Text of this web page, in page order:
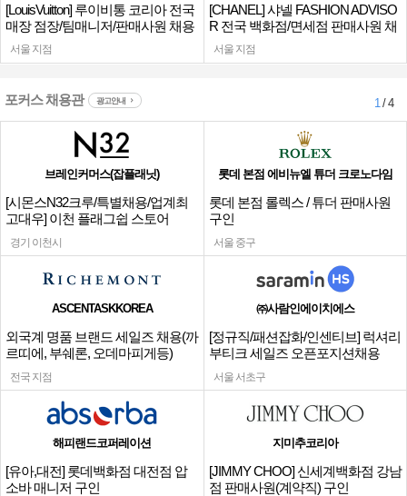
[LouisVuitton] 루이비통 코리아 전국
매장 점장/팀매니저/판매사원 채용
서울 지점
[CHANEL] 샤넬 FASHION ADVISO
R 전국 백화점/면세점 판매사원 채
용
서울 지점
포커스 채용관 광고안내 1/ 4
브레인커머스(잡플래닛)
[시몬스N32크루/특별채용/업계최
고대우] 이천 플래그쉽 스토어
경기 이천시
롯데 본점 에비뉴엘 튜더 크로노다임
롯데 본점 롤렉스 / 튜더 판매사원
구인
서울 중구
ASCENTASKKOREA
외국계 명품 브랜드 세일즈 채용(까
르띠에, 부쉐론, 오데마피게등)
전국 지점
㈜사람인에이치에스
[정규직/패션잡화/인센티브] 럭셔리
부티크 세일즈 오픈포지션채용
서울 서초구
해피랜드코퍼레이션
[유아,대전] 롯데백화점 대전점 압
소바 매니저 구인
지미추코리아
[JIMMY CHOO] 신세계백화점 강남
점 판매사원(계약직) 구인